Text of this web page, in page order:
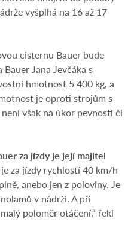
vyšplhá na 16 až 17
cisternu Bauer bude
Jana Jevčáka s
hmotnost 5 400 kg, a
je oproti strojům s
však na úkor pevnosti či
za jízdy je její majitel
za jízdy rychlostí 40 km/h
anebo jen z poloviny. Je
v nádrži. A při
poloměr otáčení,“ řekl